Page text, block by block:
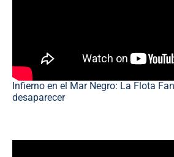
Infierno en el Mar Negro: La Flota
desaparecer